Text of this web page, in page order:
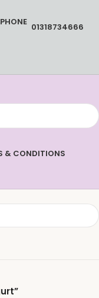
01318734666
& CONDITIONS